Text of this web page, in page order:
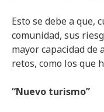
Esto se debe a que,
comunidad, sus
mayor capacidad
retos, como los que
“Nuevo turismo”